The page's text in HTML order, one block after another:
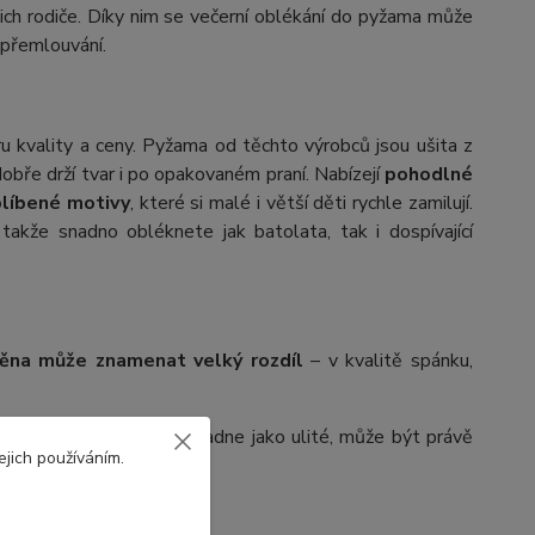
rodiče. Díky nim se večerní oblékání do pyžama může
kvality a ceny. Pyžama od těchto výrobců jsou ušita z
drží tvar i po opakovaném praní. Nabízejípohodlné
motivy, které si malé i větší děti rychle zamilují.
snadno obléknete jak batolata, tak i dospívající
může znamenat velký rozdíl – v kvalitě spánku,
je pohodlné, veselé a padne jako ulité, může být právě
používáním.